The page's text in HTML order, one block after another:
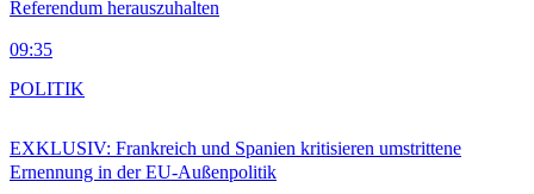
Referendum herauszuhalten
09:35
EXKLUSIV: Frankreich und Spanien kritisieren umstrittene
Ernennung in der EU-Außenpolitik
POLITIK